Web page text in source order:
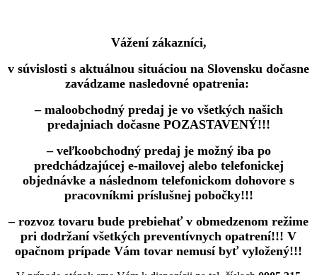
Vážení zákazníci,
v súvislosti s aktuálnou situáciou na Slovensku dočasne
zavádzame nasledovné opatrenia:
– maloobchodný predaj je vo všetkých našich
predajniach dočasne POZASTAVENÝ!!!
– veľkoobchodný predaj je možný iba po
predchádzajúcej e-mailovej alebo telefonickej
objednávke a následnom telefonickom dohovore s
pracovníkmi príslušnej pobočky!!!
– rozvoz tovaru bude prebiehať v obmedzenom režime
pri dodržaní všetkých preventívnych opatrení!!! V
opačnom prípade Vám tovar nemusí byť vyložený!!!